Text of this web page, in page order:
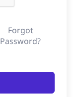
Forgot
Password?